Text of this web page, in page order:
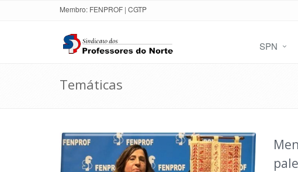
Membro: FENPROF | CGTP
SPN
Temáticas